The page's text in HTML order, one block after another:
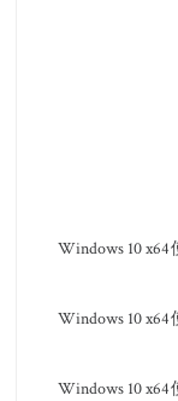
Windows 10
Windows 10
Windows 10